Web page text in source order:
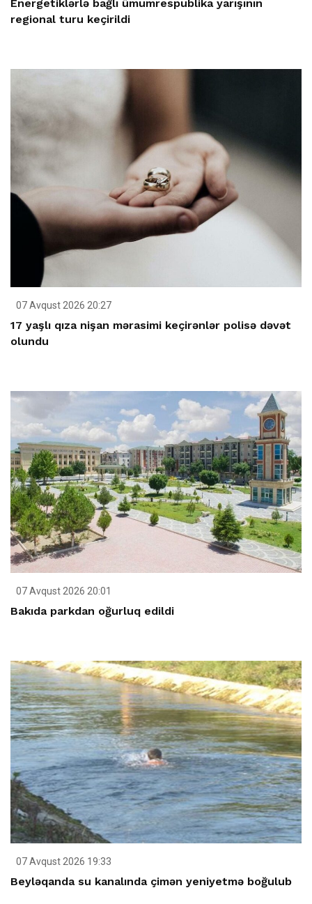
Energetiklərlə bağlı ümumrespublika yarışının
regional turu keçirildi
07 Avqust 2026 20:27
17 yaşlı qıza nişan mərasimi keçirənlər polisə dəvət
olundu
07 Avqust 2026 20:01
Bakıda parkdan oğurluq edildi
07 Avqust 2026 19:33
Beyləqanda su kanalında çimən yeniyetmə boğulub